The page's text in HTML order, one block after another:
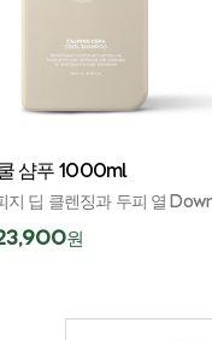
샴푸 1000ml
지 딥 클렌징과 두피 열
원